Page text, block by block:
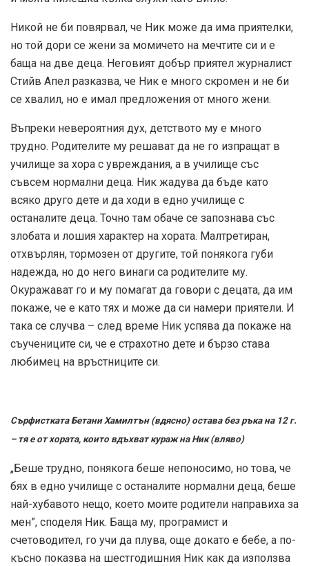
Никой не би повярвал, че Ник може да има приятелки,
но той дори се жени за момичето на мечтите си и е
баща на две деца. Неговият добър приятел журналист
Стийв Апел разказва, че Ник е много скромен и не би
се хвалил, но е имал предложения от много жени.
Въпреки невероятния дух, детството му е много
трудно. Родителите му решават да не го изпращат в
училище за хора с увреждания, а в училище със
съвсем нормални деца. Ник жадува да бъде като
всяко друго дете и да ходи в едно училище с
останалите деца. Точно там обаче се запознава със
злобата и лошия характер на хората. Малтретиран,
отхвърлян, тормозен от другите, той понякога губи
надежда, но до него винаги са родителите му.
Окуражават го и му помагат да говори с децата, да им
покаже, че е като тях и може да си намери приятели. И
така се случва – след време Ник успява да покаже на
съучениците си, че е страхотно дете и бързо става
любимец на връстниците си.
Сърфистката Бетани Хамилтън (вдясно) остава без ръка на 12 г.
– тя е от хората, които вдъхват кураж на Ник (вляво)
„Беше трудно, понякога беше непоносимо, но това, че
бях в едно училище с останалите нормални деца, беше
най-хубавото нещо, което моите родители направиха за
мен”, споделя Ник. Баща му, програмист и
счетоводител, го учи да плува, още докато е бебе, а по-
късно показва на шестгодишния Ник как да използва